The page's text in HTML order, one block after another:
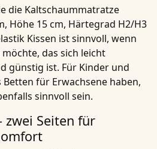
die Kaltschaummatratze
Höhe 15 cm, Härtegrad H2/H3
Kissen ist sinnvoll, wenn
das sich leicht
günstig ist. Für Kinder und
Betten für Erwachsene haben,
sinnvoll sein.
zwei Seiten für